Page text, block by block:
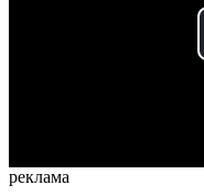
реклама